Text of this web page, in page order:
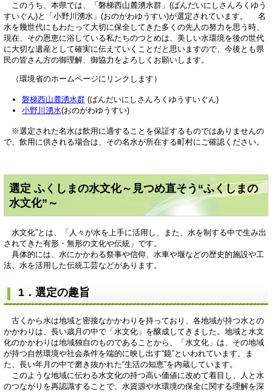
このうち、本県では、「磐梯西山麓湧水群」(ばんだいにしさんろくゆう
すいぐん)と「小野川湧水」(おのがわゆうすい)が選定されています。 名
水を幾世代にもわたって大切に保全してきた多くの先人の努力を思う時、
現在、その恩恵に浴している私たちのつとめは、美しい水環境を後の世代
に大切な遺産として確実に伝えていくことだと思いますので、今後とも県
民の皆さん方の御理解、御協力をよろしくお願いします。
（環境省のホームページにリンクします）
磐梯西山麓湧水群 (ばんだいにしさんろくゆうすいぐん)
小野川湧水(おのがわゆうすい)
※選定された名水は飲用に適することを保証するものではありませんの
で、飲用に供される場合は、その名水が所在する町村にご確認ください。
選定 ふくしまの水文化～見つめ直そう“ふくしまの
水文化”～
水文化”とは、「人々が水を上手に活用し、また、水を制する中で生み出
されてきた有形・無形の文化や伝統」です。
具体的には、水にかかわる祭事や信仰、水車や堰などの歴史的施設や工
法、水を活用した伝統工芸などがあります。
1．選定の趣旨
古くから水は地域と密接なかかわりを持っており、各地域が持つ水との
かかわりは、長い歳月の中で「水文化」を醸成してきました。地域と水文
化のかかわりは地域独自のものであることから、「水文化」は、その地域
が持つ自然環境や社会条件を端的に映し出す“鏡”といわれています。ま
た、長い年月の中で磨き抜かれた“生活の知恵”を内蔵しています。
このような地域に伝わる水文化の持つ高い価値に改めて着目し、人と水
のつながりを再認識することで、水資源や水環境の保全に関する理解を深